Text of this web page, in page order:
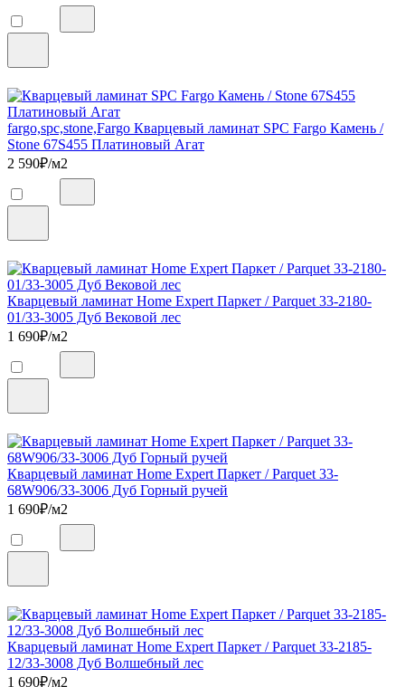
fargo,spc,stone,Fargo Кварцевый ламинат SPC Fargo Камень /
Stone 67S455 Платиновый Агат
2 590₽/м2
Кварцевый ламинат Home Expert Паркет / Parquet 33-2180-
01/33-3005 Дуб Вековой лес
1 690₽/м2
Кварцевый ламинат Home Expert Паркет / Parquet 33-
68W906/33-3006 Дуб Горный ручей
1 690₽/м2
Кварцевый ламинат Home Expert Паркет / Parquet 33-2185-
12/33-3008 Дуб Волшебный лес
1 690₽/м2